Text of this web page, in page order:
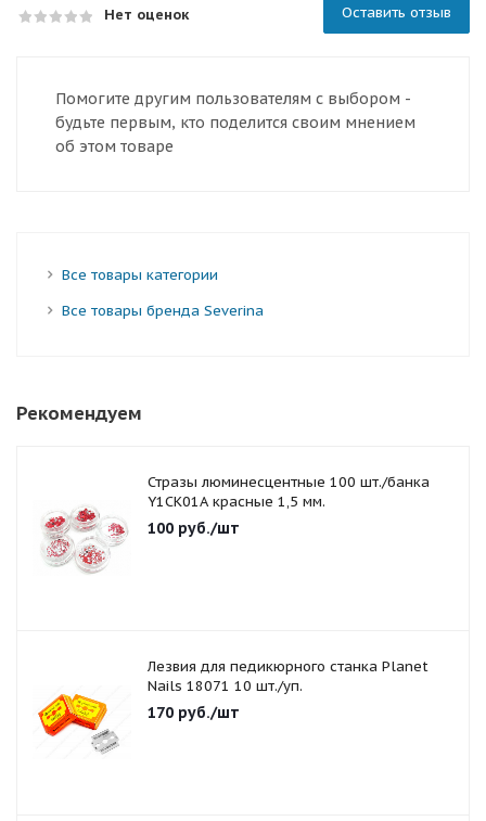
Нет оценок Оставить отзыв
Помогите другим пользователям с выбором -
будьте первым, кто поделится своим мнением
об этом товаре
Все товары категории
Все товары бренда Severina
Рекомендуем
Стразы люминесцентные 100 шт./банка
Y1CK01A красные 1,5 мм.
100 руб./шт
Лезвия для педикюрного станка Planet
Nails 18071 10 шт./уп.
170 руб./шт